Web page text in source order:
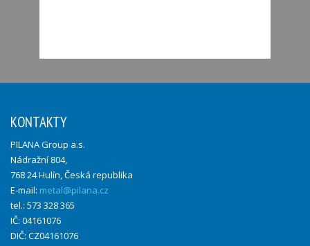
KONTAKTY
PILANA Group a.s.
Nádražní 804,
768 24 Hulín, Česká republika
E-mail: metal@pilana.cz
tel.: 573 328 365
IČ: 04161076
DIČ: CZ04161076